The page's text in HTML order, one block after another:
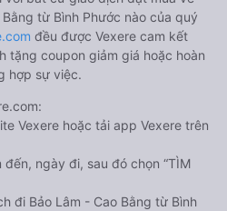
từ Bình Phước nào của quý
đều được Vexere cam kết
tặng coupon giảm giá hoặc hoàn
hợp sự việc.
Vexere hoặc tải app Vexere trên
ngày đi, sau đó chọn “TÌM
đi Bảo Lâm - Cao Bằng từ Bình